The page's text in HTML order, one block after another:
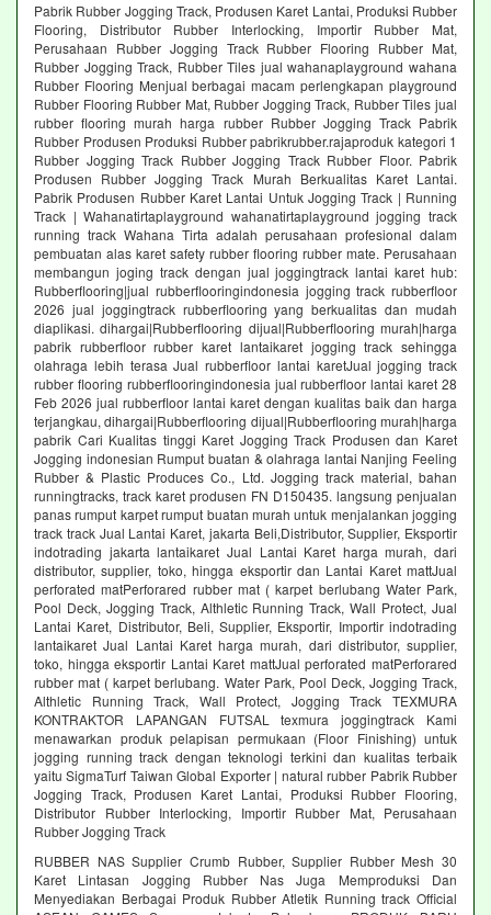
Pabrik Rubber Jogging Track, Produsen Karet Lantai, Produksi Rubber
Flooring, Distributor Rubber Interlocking, Importir Rubber Mat,
Perusahaan Rubber Jogging Track Rubber Flooring Rubber Mat,
Rubber Jogging Track, Rubber Tiles jual wahanaplayground wahana
Rubber Flooring Menjual berbagai macam perlengkapan playground
Rubber Flooring Rubber Mat, Rubber Jogging Track, Rubber Tiles jual
rubber flooring murah harga rubber Rubber Jogging Track Pabrik
Rubber Produsen Produksi Rubber pabrikrubber.rajaproduk kategori 1
Rubber Jogging Track Rubber Jogging Track Rubber Floor. Pabrik
Produsen Rubber Jogging Track Murah Berkualitas Karet Lantai.
Pabrik Produsen Rubber Karet Lantai Untuk Jogging Track | Running
Track | Wahanatirtaplayground wahanatirtaplayground jogging track
running track Wahana Tirta adalah perusahaan profesional dalam
pembuatan alas karet safety rubber flooring rubber mate. Perusahaan
membangun joging track dengan jual joggingtrack lantai karet hub:
Rubberflooring|jual rubberflooringindonesia jogging track rubberfloor
2026 jual joggingtrack rubberflooring yang berkualitas dan mudah
diaplikasi. dihargai|Rubberflooring dijual|Rubberflooring murah|harga
pabrik rubberfloor rubber karet lantaikaret jogging track sehingga
olahraga lebih terasa Jual rubberfloor lantai karetJual jogging track
rubber flooring rubberflooringindonesia jual rubberfloor lantai karet 28
Feb 2026 jual rubberfloor lantai karet dengan kualitas baik dan harga
terjangkau, dihargai|Rubberflooring dijual|Rubberflooring murah|harga
pabrik Cari Kualitas tinggi Karet Jogging Track Produsen dan Karet
Jogging indonesian Rumput buatan & olahraga lantai Nanjing Feeling
Rubber & Plastic Produces Co., Ltd. Jogging track material, bahan
runningtracks, track karet produsen FN D150435. langsung penjualan
panas rumput karpet rumput buatan murah untuk menjalankan jogging
track track Jual Lantai Karet, jakarta Beli,Distributor, Supplier, Eksportir
indotrading jakarta lantaikaret Jual Lantai Karet harga murah, dari
distributor, supplier, toko, hingga eksportir dan Lantai Karet mattJual
perforated matPerforared rubber mat ( karpet berlubang Water Park,
Pool Deck, Jogging Track, Althletic Running Track, Wall Protect, Jual
Lantai Karet, Distributor, Beli, Supplier, Eksportir, Importir indotrading
lantaikaret Jual Lantai Karet harga murah, dari distributor, supplier,
toko, hingga eksportir Lantai Karet mattJual perforated matPerforared
rubber mat ( karpet berlubang. Water Park, Pool Deck, Jogging Track,
Althletic Running Track, Wall Protect, Jogging Track TEXMURA
KONTRAKTOR LAPANGAN FUTSAL texmura joggingtrack Kami
menawarkan produk pelapisan permukaan (Floor Finishing) untuk
jogging running track dengan teknologi terkini dan kualitas terbaik
yaitu SigmaTurf Taiwan Global Exporter | natural rubber Pabrik Rubber
Jogging Track, Produsen Karet Lantai, Produksi Rubber Flooring,
Distributor Rubber Interlocking, Importir Rubber Mat, Perusahaan
Rubber Jogging Track
RUBBER NAS Supplier Crumb Rubber, Supplier Rubber Mesh 30
Karet Lintasan Jogging Rubber Nas Juga Memproduksi Dan
Menyediakan Berbagai Produk Rubber Atletik Running track Official